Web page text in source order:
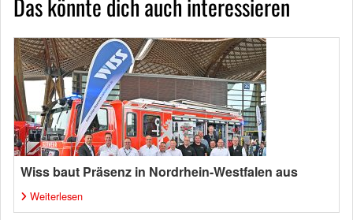
Das könnte dich auch interessieren
Wiss baut Präsenz in Nordrhein-Westfalen aus
Weiterlesen